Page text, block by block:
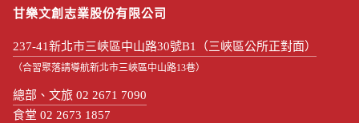
甘樂文創志業股份有限公司
237-41新北市三峽區中山路30號B1（三峽區公所正對面）
（合習聚落請導航新北市三峽區中山路13巷）
總部、文旅 02 2671 7090
食堂 02 2673 1857